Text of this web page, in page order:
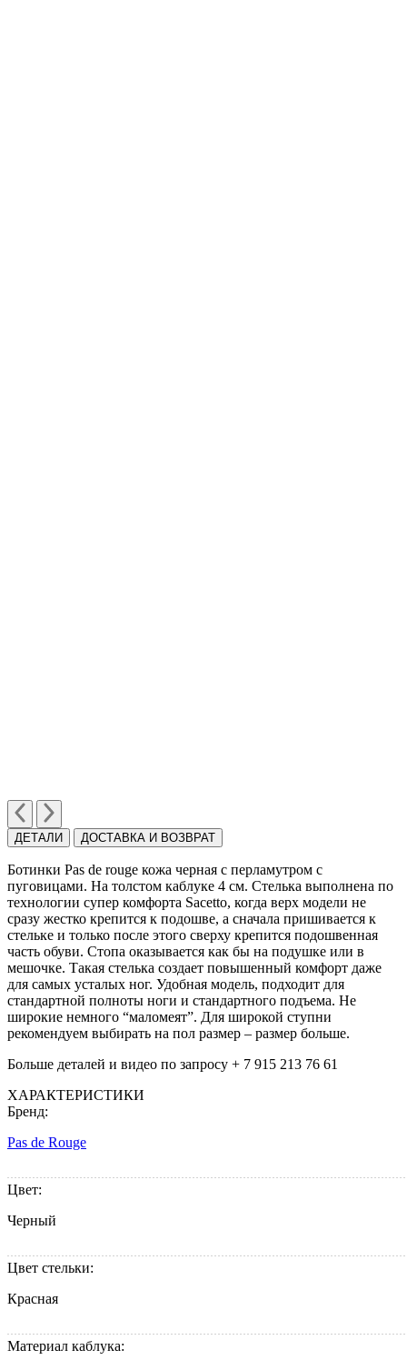
ДЕТАЛИ ДОСТАВКА И ВОЗВРАТ
Ботинки Pas de rouge кожа черная с перламутром с
пуговицами. На толстом каблуке 4 см. Стелька выполнена по
технологии cупер комфорта Sacetto, когда верх модели не
сразу жестко крепится к подошве, а сначала пришивается к
стельке и только после этого сверху крепится подошвенная
часть обуви. Cтопа оказывается как бы на подушке или в
мешочке. Такая стелька создает повышенный комфорт даже
для самых усталых ног. Удобная модель, подходит для
стандартной полноты ноги и стандартного подъема. Не
широкие немного “маломеят”. Для широкой ступни
рекомендуем выбирать на пол размер – размер больше.
Больше деталей и видео по запросу + 7 915 213 76 61
ХАРАКТЕРИСТИКИ
Бренд:
Pas de Rouge
Цвет:
Черный
Цвет стельки:
Красная
Материал каблука: